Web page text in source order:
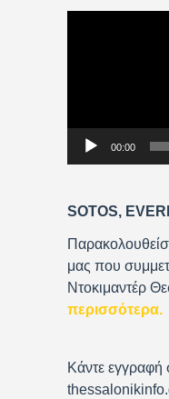
P
e
r
00:00
SOTOS,
μας που
Ντοκιμαντέρ
περισσότερα.
Κάντε εγγραφή